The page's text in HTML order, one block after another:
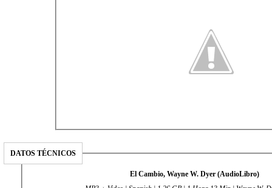
DATOS TÉCNICOS
El Cambio, Wayne W. Dyer (AudioLibro)